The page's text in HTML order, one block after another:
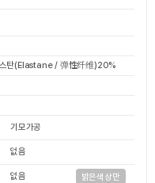
탄(Elastane / 弹性纤维)20%
기모가공
없음
없음 밝은색상만